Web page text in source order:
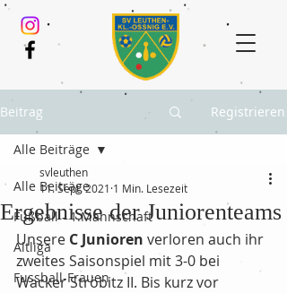
Beitrag Registrieren
Alle Beiträge
Fußball - 1.Mannschaft
Altliga
Fussball-Frauen
Alle Beiträge
Ergebnisse der Juniorenteams
svleuthen
11. Sept. 2021 1 Min. Lesezeit
Unsere C Junioren verloren auch ihr
zweites Saisonspiel mit 3-0 bei
Wacker Ströbitz II. Bis kurz vor